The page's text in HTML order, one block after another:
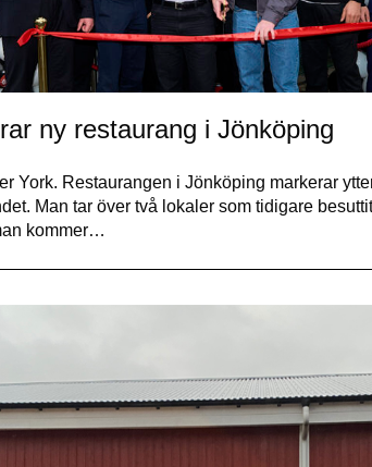
ny restaurang i Jönköping
York. Restaurangen i Jönköping markerar
Man tar över två lokaler som tidigare
kommer…